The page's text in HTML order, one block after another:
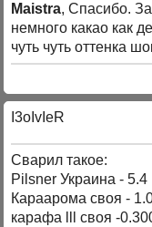
Maistra, Спасибо.
немного какао как
чуть чуть оттенка
I3oIvIeR
Сварил такое:
Pilsner Украина - 5.4
Караарома своя -
карафа lll своя -